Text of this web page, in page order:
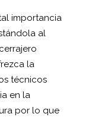
importancia
al
la
técnicos
en la
por lo que